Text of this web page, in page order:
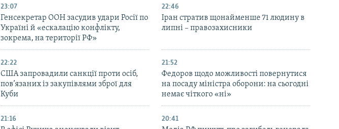
23:07
Генсекретар ООН засудив удари Росії по
Україні й «ескалацію конфлікту,
зокрема, на території РФ»
22:46
Іран стратив щонайменше 71 людину в
липні – правозахисники
22:22
США запровадили санкції проти осіб,
пов’язаних із закупівлями зброї для
Куби
21:52
Федоров щодо можливості повернутися
на посаду міністра оборони: на сьогодні
немає чіткого «ні»
21:16 20:41